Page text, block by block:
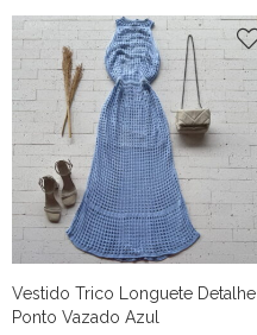
Vestido Trico Longuete Detalhe
Ponto Vazado Azul